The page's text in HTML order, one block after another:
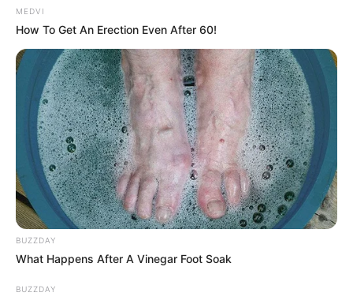
MEDVI
How To Get An Erection Even After 60!
BUZZDAY
What Happens After A Vinegar Foot Soak
BUZZDAY